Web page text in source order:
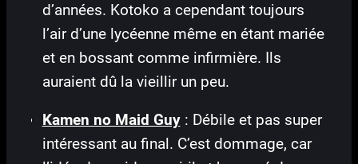
d’années. Kotoko a cependant toujours
l’air d’une lycéenne même en étant mariée
et en bossant comme infirmière. Ils
auraient dû la vieillir un peu.
Kamen no Maid Guy: Débile et pas super
intéressant au final. C’est dommage, car